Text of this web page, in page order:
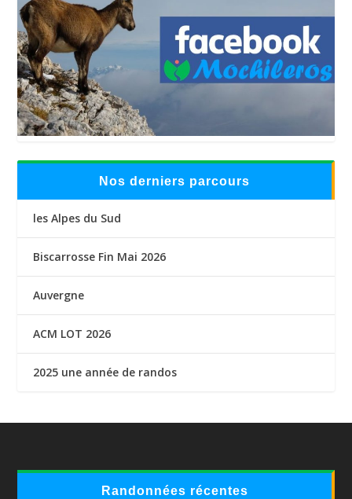
Nos derniers parcours
les Alpes du Sud
Biscarrosse Fin Mai 2026
Auvergne
ACM LOT 2026
2025 une année de randos
Randonnées récentes